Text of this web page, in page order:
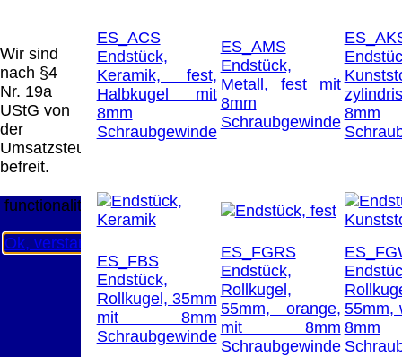
Wir sind
nach §4
Nr. 19a
UStG von
der
Umsatzsteuer
befreit.
ES_ACS
Endstück,
Keramik, fest,
Halbkugel mit
8mm
Schraubgewinde
ES_AMS
Endstück,
Metall, fest mit
8mm
Schraubgewinde 8mm
ES_FBS
Endstück,
Rollkugel, 35mm
mit 8mm
Schraubgewinde
ES_FGRS
Endstück,
Rollkugel,
55mm, orange,
mit 8mm
Schraubgewinde
55mm,
8mm
Mailadresse lautet: info@meteor.vision
Seitenanfang Impressum AGB
Widerruf
Datenschutz Urheberrechte Kontakt Links
Katalog (PDF) Sitemap
große Anzeige Schließen
Diese Website nutzt Cookies, um bestmögliche
Funktionalität bieten zu können.
functionality.
Ok, verstanden